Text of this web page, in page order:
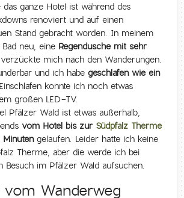
ganze Hotel ist während des
renoviert und auf einen
Stand gebracht worden. In meinem
neu, eine Regendusche mit sehr
verzückte mich nach den Wanderungen.
und ich habegeschlafen wie ein
konnte ich noch etwas
großen LED-TV.
Pfälzer Wald ist etwas außerhalb,
vom Hotel bis zur Südpfalz Therme
Minutengelaufen. Leider hatte ich keine
Therme, aber die werde ich bei
Besuch im Pfälzer Wald aufsuchen.
vom Wanderweg